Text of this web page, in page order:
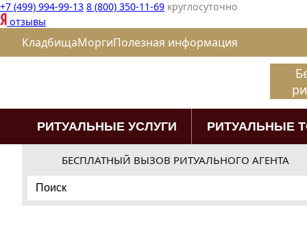
+7 (499) 994-99-13 8 (800) 350-11-69 круглосуточно
отзывы
КладбищаМоргиПолезная информация
РИТУАЛЬНЫЕ УСЛУГИ РИТУАЛЬНЫЕ
БЕСПЛАТНЫЙ ВЫЗОВ РИТУАЛЬНОГО АГЕНТА
for: